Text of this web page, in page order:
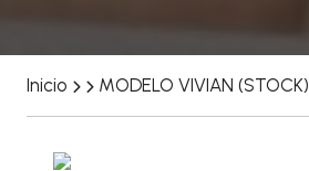
Inicio MODELO VIVIAN (STOCK)